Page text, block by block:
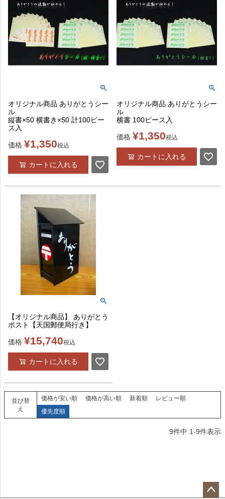
オリジナル商品 ありがとうシー
ル
縦書×50 横書き×50 計100ピー
ス入
価格 ¥1,350税込
カートに入れる
オリジナル商品 ありがとうシー
ル
横書 100ピース入
価格 ¥1,350税込
カートに入れる
【オリジナル商品】 ありがとう
ポスト【天国郵便局行き】
価格 ¥15,740税込
カートに入れる
並び替
え
価格が安い順 価格が高い順 新着順
レビュー順
優先度順
9件中 1-9件表示